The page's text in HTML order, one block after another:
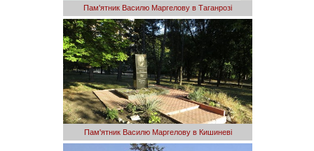
Пам'ятник Василю Маргелову в Таганрозі
Пам'ятник Василю Маргелову в Кишиневі